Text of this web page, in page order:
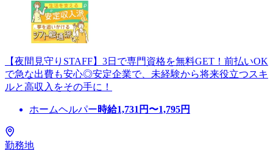
【夜間見守りSTAFF】3日で専門資格を無料GET！前払いOK
で急な出費も安心◎安定企業で、未経験から将来役立つスキ
ルと高収入をその手に！
ホームヘルパー時給1,731 円〜1,795円
勤務地